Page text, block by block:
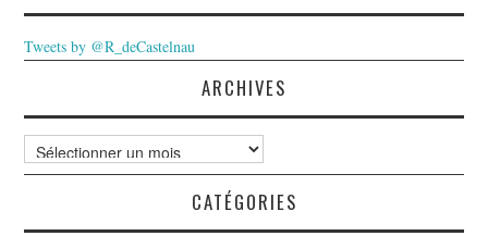
Tweets by @R_deCastelnau
ARCHIVES
Archives
CATÉGORIES